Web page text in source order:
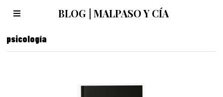
BLOG | MALPASO Y CÍA
psicología